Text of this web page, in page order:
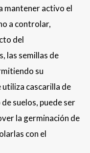
mantener activo el
a controlar,
del
las semillas de
su
utiliza cascarilla de
suelos, puede ser
la germinación de
con el